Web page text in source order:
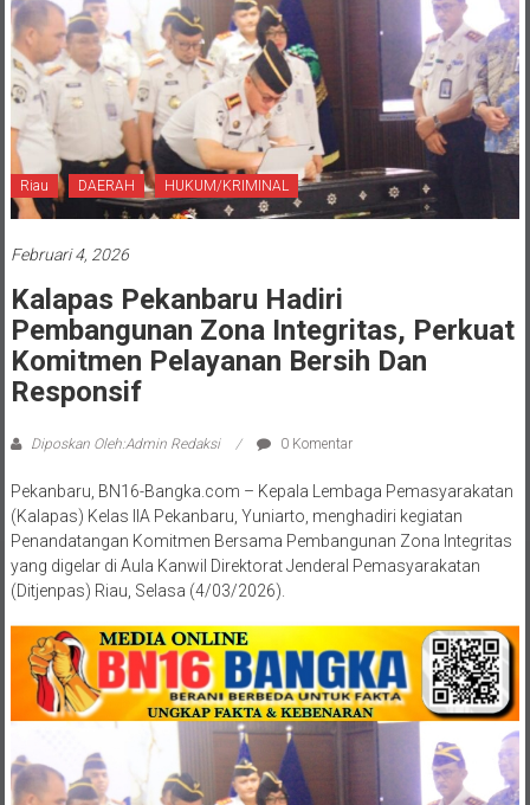
Riau DAERAH HUKUM/KRIMINAL
Februari 4, 2026
Kalapas Pekanbaru Hadiri
Pembangunan Zona Integritas, Perkuat
Komitmen Pelayanan Bersih Dan
Responsif
Diposkan Oleh:Admin Redaksi 0 Komentar
Pekanbaru, BN16-Bangka.com – Kepala Lembaga Pemasyarakatan
(Kalapas) Kelas IIA Pekanbaru, Yuniarto, menghadiri kegiatan
Penandatangan Komitmen Bersama Pembangunan Zona Integritas
yang digelar di Aula Kanwil Direktorat Jenderal Pemasyarakatan
(Ditjenpas) Riau, Selasa (4/03/2026).